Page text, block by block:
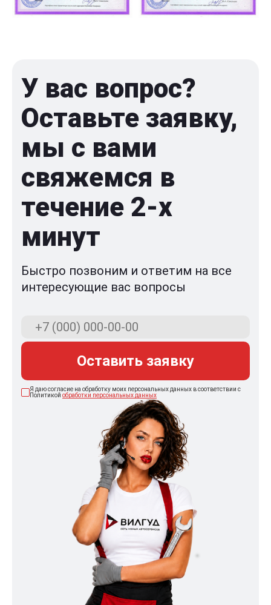
У вас вопрос?
Оставьте заявку,
мы с вами
свяжемся в
течение 2-x
минут
Быстро позвоним и ответим на все
интересующие вас вопросы
Оставить заявку
Я даю согласие на обработку моих персональных данных в соответствии с
Политикой обработки персональных данных